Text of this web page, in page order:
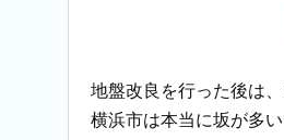
地盤改良を行った後は
横浜市は本当に坂が多い